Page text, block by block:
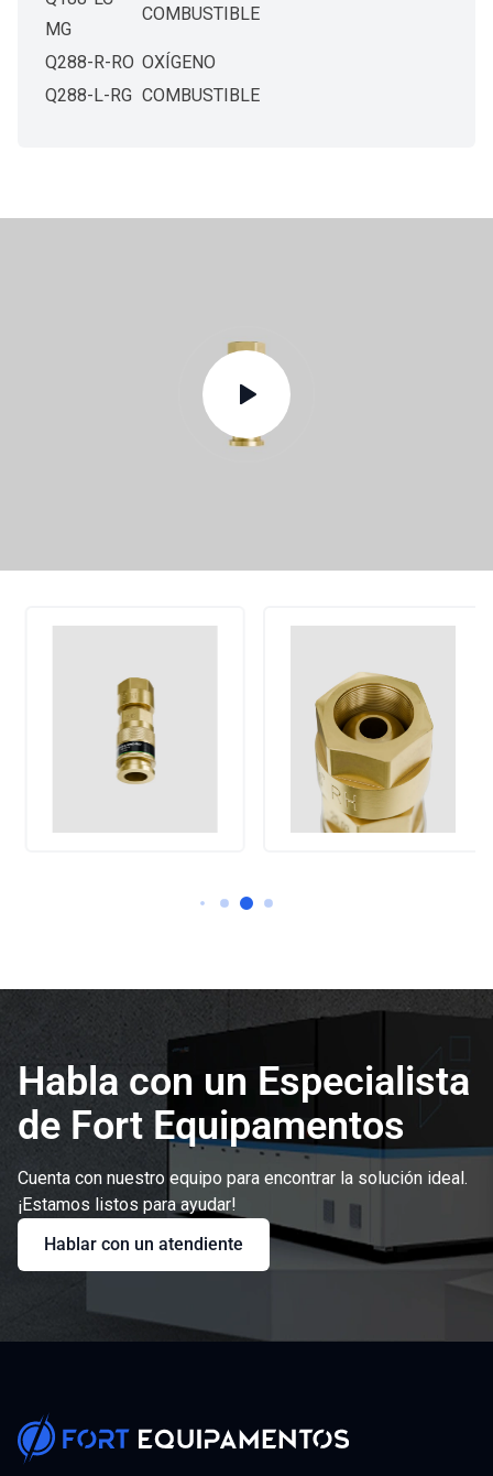
MG
COMBUSTIBLE
Q288-R-RO OXÍGENO
Q288-L-RG COMBUSTIBLE
Habla con un Especialista
de Fort Equipamentos
Cuenta con nuestro equipo para encontrar la solución ideal.
¡Estamos listos para ayudar!
Hablar con un atendiente